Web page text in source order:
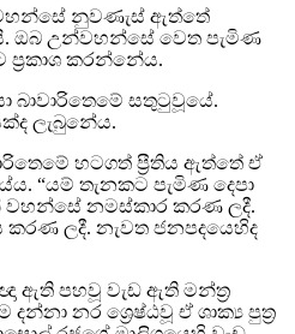
වහන්සේ නුවණැස් ඇත්තේ
ඔබ උන්වහන්සේ වෙත පැමිණ
කරන්නේය.
බාවාරිතෙමේ සතුටුවූයේ.
ලැබුනේය.
හටගත් ප්‍රීතිය ඇත්තේ ඒ
“යම් තැනකට පැමිණ දෙපා
වහන්සේ නමස්කාර කරණ ලදී.
ලදී. නැවත ජනපදයෙහිද
ඇති පහවූ වැඩ ඇති මන්ත්‍ර
දන්නා නර ශ්‍රෙෂ්ඨවූ ඒ ශාක්‍ය පුත්‍ර